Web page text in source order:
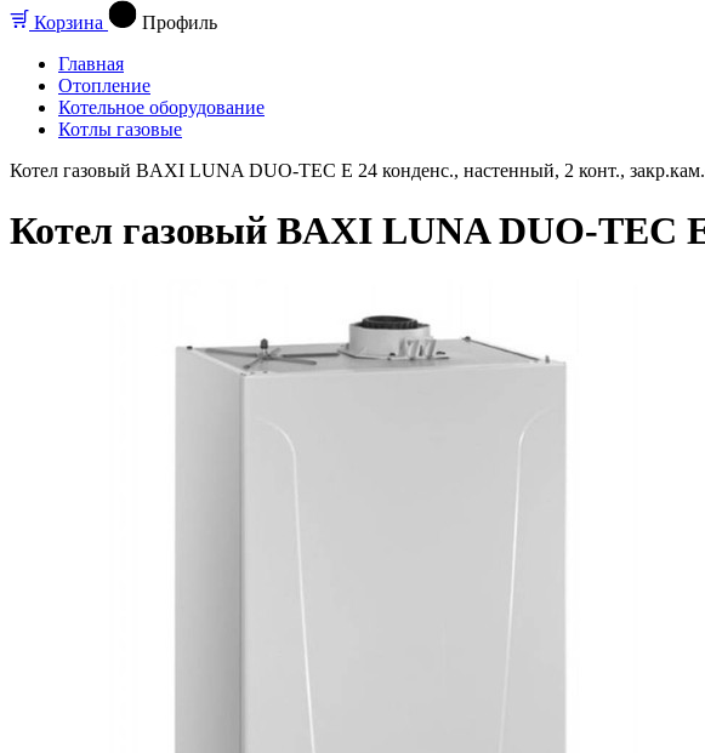
Корзина
Профиль
Главная
Отопление
Котельное оборудование
Котлы газовые
Котел газовый BAXI LUNA DUO-TEC E 24 конденс., настенный, 2 конт.,
Котел газовый BAXI LUNA DUO-TEC